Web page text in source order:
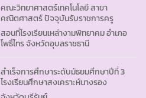
คณะวิทยาศาสตร์เทคโนโลยี สาขา
คณิตศาสตร์ ปัจจุบันรับราชการครู
สอนที่โรงเรียนเหล่างามพิทยาคม อำเภอ
โพธิ์ไทร จังหวัดอุบลราชธานี
สำเร็จการศึกษาระดับมัธยมศึกษาปีที่ 3
โรงเรียนศึกษาสงเคราะห์นางรอง